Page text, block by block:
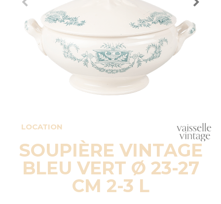
LOCATION
SOUPIÈRE VINTAGE
BLEU VERT Ø 23-27
CM 2-3 L